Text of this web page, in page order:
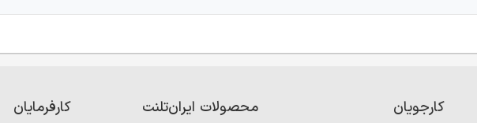
کارجویان محصولات ایران‌تلنت کارفرمایان